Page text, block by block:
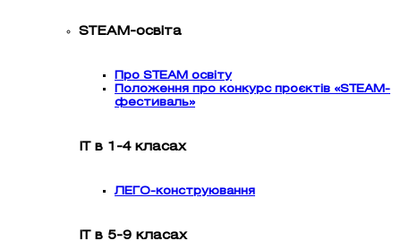
STEAM-освіта
Про STEAM освіту
Положення про конкурс проєктів «STEAM-
фестиваль»
ІТ в 1-4 класах
ЛЕГО-конструювання
ІТ в 5-9 класах